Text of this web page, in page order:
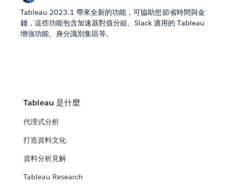
Tableau 2023.1 帶來全新的功能，可協助您節省時間與金
錢，這些功能包含加速器對值分組、Slack 適用的 Tableau
增強功能、身分識別集區等。
Tableau 是什麼
代理式分析
打造資料文化
資料分析見解
Tableau Research